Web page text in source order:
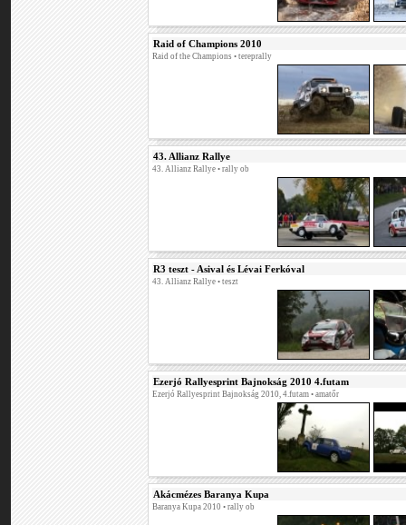
Raid of Champions 2010
Raid of the Champions • tereprally
43. Allianz Rallye
43. Allianz Rallye • rally ob
R3 teszt - Asival és Lévai Ferkóval
43. Allianz Rallye • teszt
Ezerjó Rallyesprint Bajnokság 2010 4.futam
Ezerjó Rallyesprint Bajnokság 2010, 4.futam • amatőr
Akácmézes Baranya Kupa
Baranya Kupa 2010 • rally ob